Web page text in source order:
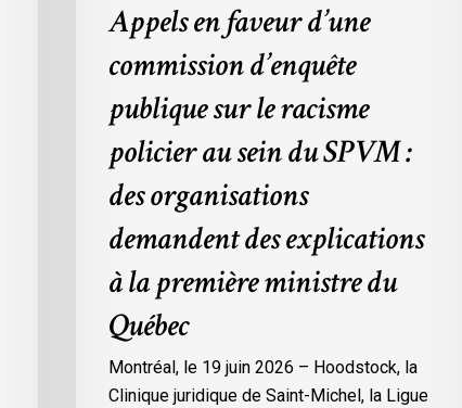
organisations
demandent
explications
première
ministre
Québec
Appels en faveur d’une
commission d’enquête
publique sur le racisme
policier au sein du SPVM :
des organisations
demandent des explications
à la première ministre du
Québec
Montréal, le 19 juin 2026 – Hoodstock, la
Clinique juridique de Saint-Michel, la Ligue